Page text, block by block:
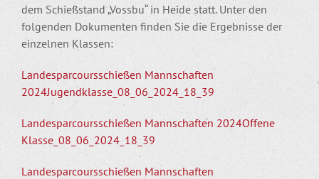
dem Schießstand „Vossbu“ in Heide statt. Unter den
folgenden Dokumenten finden Sie die Ergebnisse der
einzelnen Klassen:
Landesparcoursschießen Mannschaften
2024Jugendklasse_08_06_2024_18_39
Landesparcoursschießen Mannschaften 2024Offene
Klasse_08_06_2024_18_39
Landesparcoursschießen Mannschaften